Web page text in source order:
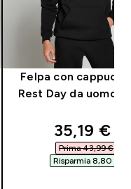
Felpa con
Rest Day da uomo -
35,19 €‎
Prima 43,99 €‎
Risparmia 8,80 €‎